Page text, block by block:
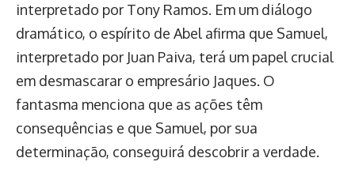
interpretado por Tony Ramos. Em um diálogo
dramático, o espírito de Abel afirma que Samuel,
interpretado por Juan Paiva, terá um papel crucial
em desmascarar o empresário Jaques. O
fantasma menciona que as ações têm
consequências e que Samuel, por sua
determinação, conseguirá descobrir a verdade.